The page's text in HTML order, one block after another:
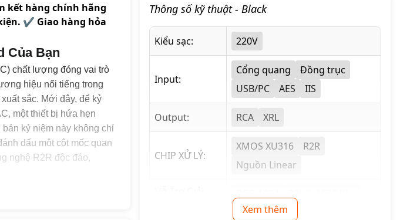
kết hàng chính hãng
✔️ Giao hàng hỏa
Của Bạn
chất lượng đóng vai trò
hiệu nổi tiếng trong
sắc. Mới đây, để kỷ
một thiết bị hứa hẹn
kỷ niệm này không chỉ
dấu một cột mốc quan
nghệ R2R độc đáo,
Thông số kỹ thuật- Black
Kiểu sạc: 220V
Input:
Cổng quang
Đồng trục
USB/PC
AES IIS
Output: RCA XRL
CHIP XỬ LÝ:
XMOS XU316
R2R
Nguồn Linear
Xem thêm